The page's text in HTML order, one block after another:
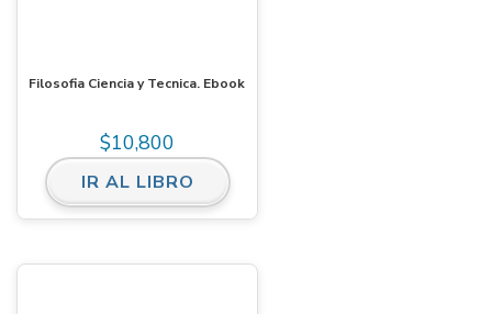
Filosofia Ciencia y Tecnica. Ebook
$10,800
IR AL LIBRO